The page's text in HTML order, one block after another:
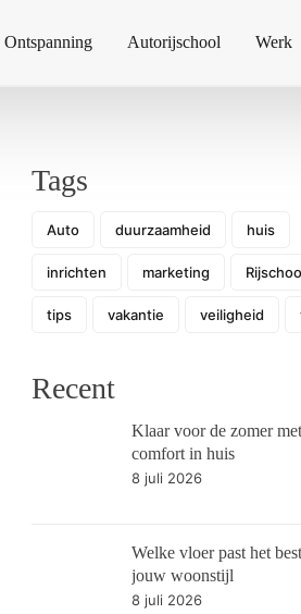
Ontspanning Autorijschool Werk
Tags
Auto duurzaamheid huis
inrichten marketing
tips vakantie veiligheid
Recent
Klaar voor de zomer
comfort in huis
8 juli 2026
Welke vloer past het
jouw woonstijl
8 juli 2026